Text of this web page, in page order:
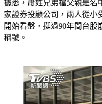
家證券投顧公司，兩人從小
開始看盤，挺過90年間台股
稱號。